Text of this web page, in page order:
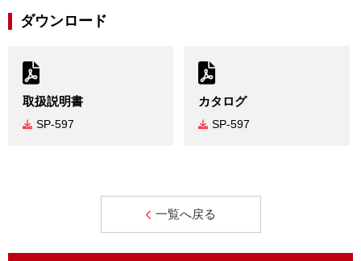
ダウンロード
取扱説明書
SP-597
カタログ
SP-597
一覧へ戻る